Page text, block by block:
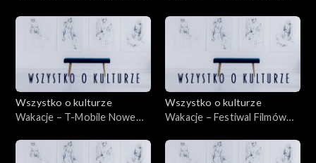
Wszystko o kulturze
Wakacje – T-Mobile Nowe
Wszystko o kulturze
Wakacje – Festiwal Filmów
13.07.2012